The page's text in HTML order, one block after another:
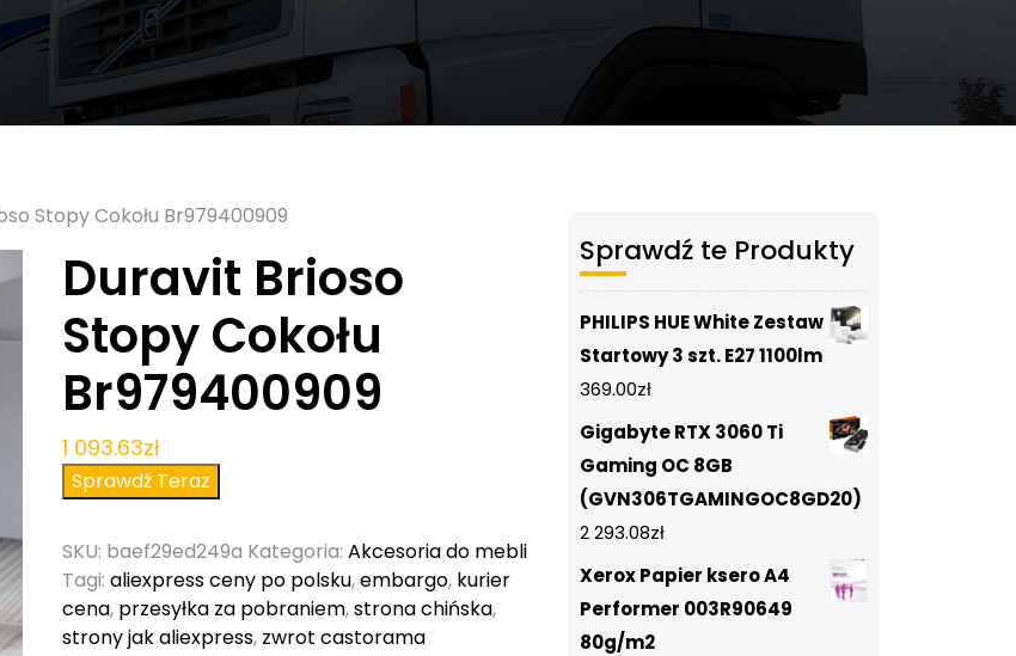
Stopy Cokołu Br979400909
Duravit Brioso
Stopy Cokołu
Br979400909
1 093.63zł
Sprawdź Teraz
SKU: baef29ed249a Kategoria:Akcesoria do mebli
Tagi:aliexpress ceny po polsku,embargo, kurier
cena, przesyłka za pobraniem,strona chińska,
strony jak aliexpress, zwrot castorama
Sprawdź te Produkty
PHILIPS HUE White Zestaw
Startowy 3 szt. E27 1100lm
369.00zł
Gigabyte RTX 3060 Ti
Gaming OC 8GB
(GVN306TGAMINGOC8GD20)
2 293.08zł
Xerox Papier ksero A4
Performer 003R90649
80g/m2